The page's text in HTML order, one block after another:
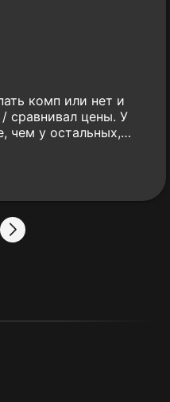
комп или нет и
сравнивал цены. У
чем у остальных,
аналогов.